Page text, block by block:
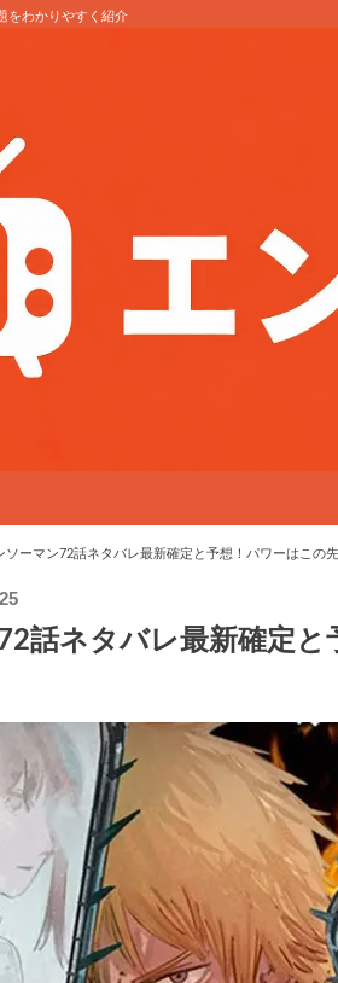
をわかりやすく紹介
ソーマン72話ネタバレ最新確定と予想！パワーはこの
話ネタバレ最新確定と